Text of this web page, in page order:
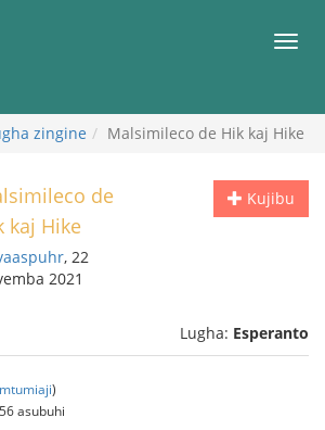
zingine Malsimileco de Hik kaj Hike
Kujibu
de
kaj Hike
, 22
2021
Lugha: Esperanto
)
asubuhi